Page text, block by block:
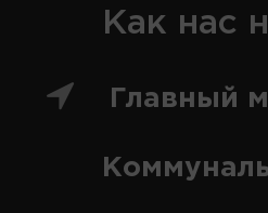
Как нас
Главный